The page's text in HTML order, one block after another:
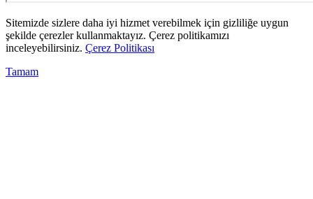
Sitemizde sizlere daha iyi hizmet verebilmek için gizliliğe uygun
şekilde çerezler kullanmaktayız. Çerez politikamızı
inceleyebilirsiniz. Çerez Politikası
Tamam